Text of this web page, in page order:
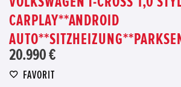
CARPLAY**ANDROID
20.990 €
FAVORIT